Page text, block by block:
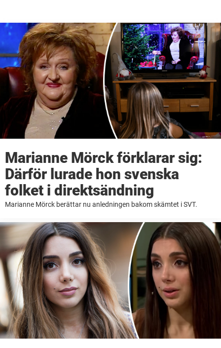
Marianne Mörck förklarar sig:
Därför lurade hon svenska
folket i direktsändning
Marianne Mörck berättar nu anledningen bakom skämtet i SVT.